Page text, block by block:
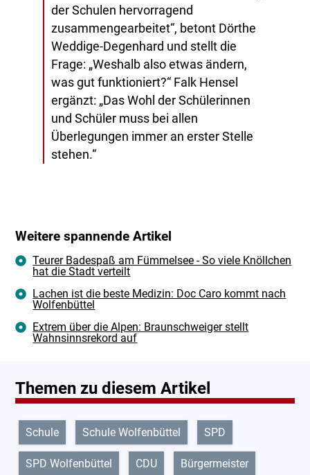
der Schulen hervorragend
zusammengearbeitet“, betont Dörthe
Weddige-Degenhard und stellt die
Frage: „Weshalb also etwas ändern,
was gut funktioniert?“ Falk Hensel
ergänzt: „Das Wohl der Schülerinnen
und Schüler muss bei allen
Überlegungen immer an erster Stelle
stehen.“
Weitere spannende Artikel
Teurer Badespaß am Fümmelsee - So viele Knöllchen
hat die Stadt verteilt
Lachen ist die beste Medizin: Doc Caro kommt nach
Wolfenbüttel
Extrem über die Alpen: Braunschweiger stellt
Wahnsinnsrekord auf
Themen zu diesem Artikel
Schule Schule Wolfenbüttel SPD
SPD Wolfenbüttel CDU Bürgermeister